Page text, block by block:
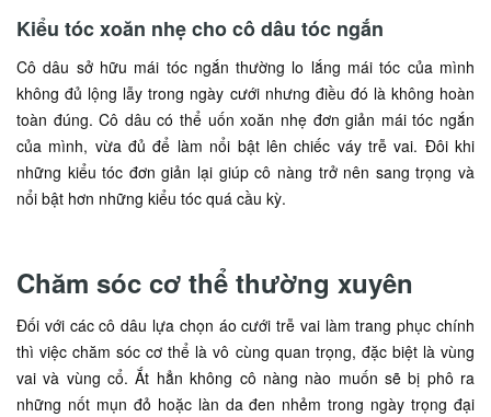
Kiểu tóc xoăn nhẹ cho cô dâu tóc ngắn
Cô dâu sở hữu mái tóc ngắn thường lo lắng mái tóc của mình
không đủ lộng lẫy trong ngày cưới nhưng điều đó là không hoàn
toàn đúng. Cô dâu có thể uốn xoăn nhẹ đơn giản mái tóc ngắn
của mình, vừa đủ để làm nổi bật lên chiếc váy trễ vai. Đôi khi
những kiểu tóc đơn giản lại giúp cô nàng trở nên sang trọng và
nổi bật hơn những kiểu tóc quá cầu kỳ.
Chăm sóc cơ thể thường xuyên
Đối với các cô dâu lựa chọn áo cưới trễ vai làm trang phục chính
thì việc chăm sóc cơ thể là vô cùng quan trọng, đặc biệt là vùng
vai và vùng cổ. Ắt hẳn không cô nàng nào muốn sẽ bị phô ra
những nốt mụn đỏ hoặc làn da đen nhẻm trong ngày trọng đại